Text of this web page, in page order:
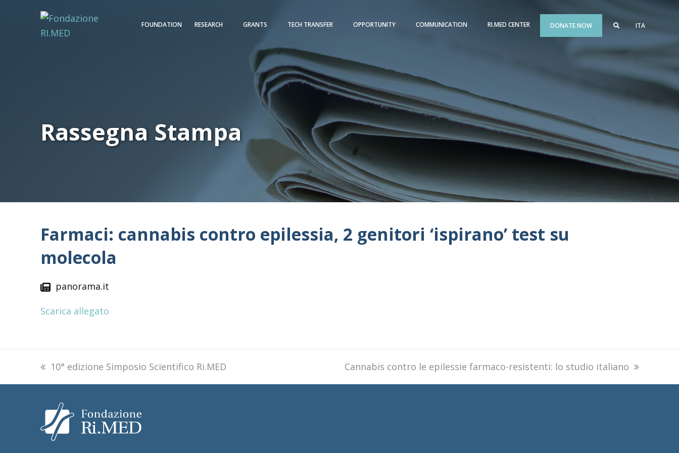
FOUNDATION RESEARCH GRANTS TECH TRANSFER OPPORTUNITY COMMUNICATION RI.MED CENTER DONATE NOW ITA
Rassegna Stampa
Farmaci: cannabis contro epilessia, 2 genitori ‘ispirano’ test su
molecola
panorama.it
Scarica allegato
previous
post:
10° edizione Simposio Scientifico Ri.MED
next
post:
Cannabis contro le epilessie farmaco-resistenti: lo studio italiano